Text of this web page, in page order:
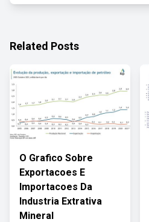
Related Posts
O Grafico Sobre
Exportacoes E
Importacoes Da
Industria Extrativa
Mineral